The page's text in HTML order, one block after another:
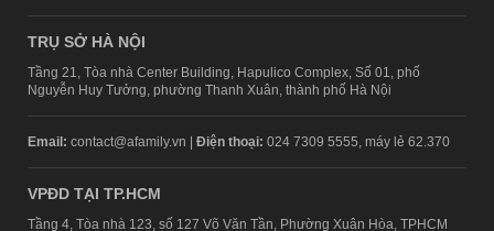
TRỤ SỞ HÀ NỘI
Tầng 21, Tòa nhà Center Building, Hapulico Complex, Số 01, phố
Nguyễn Huy Tưởng, phường Thanh Xuân, thành phố Hà Nội
Email: contact@afamily.vn | Điện thoại: 024 7309 5555, máy lẻ 62.370
VPĐD TẠI TP.HCM
Tầng 4, Tòa nhà 123, số 127 Võ Văn Tần, Phường Xuân Hòa, TPHCM